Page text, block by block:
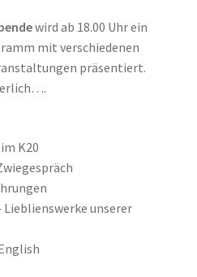
wird ab 18.00 Uhr ein
mit verschiedenen
präsentiert.
K20
Lieblienswerke unserer